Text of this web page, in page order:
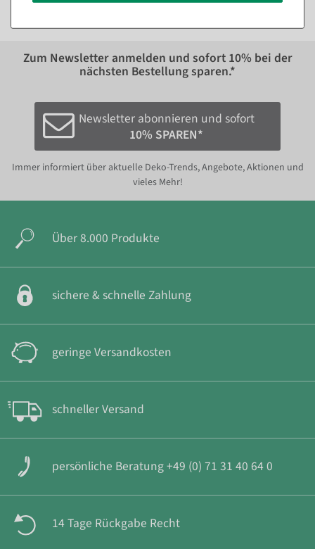
Zum Newsletter anmelden und sofort 10% bei der
nächsten Bestellung sparen.*
Newsletter abonnieren und sofort
10% SPAREN*
Immer informiert über aktuelle Deko-Trends, Angebote, Aktionen und
vieles Mehr!
Über 8.000 Produkte
sichere & schnelle Zahlung
geringe Versandkosten
schneller Versand
persönliche Beratung +49 (0) 71 31 40 64 0
14 Tage Rückgabe Recht